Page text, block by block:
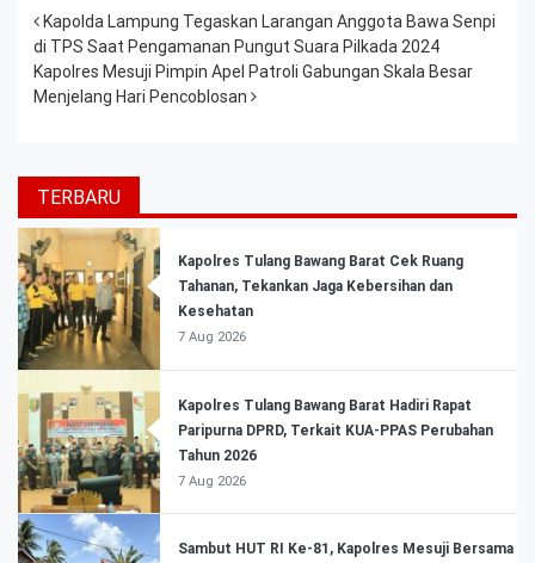
Post navigation
Kapolda Lampung Tegaskan Larangan Anggota Bawa Senpi
di TPS Saat Pengamanan Pungut Suara Pilkada 2024
Kapolres Mesuji Pimpin Apel Patroli Gabungan Skala Besar
Menjelang Hari Pencoblosan
TERBARU
Kapolres Tulang Bawang Barat Cek Ruang
Tahanan, Tekankan Jaga Kebersihan dan
Kesehatan
7 Aug 2026
Kapolres Tulang Bawang Barat Hadiri Rapat
Paripurna DPRD, Terkait KUA-PPAS Perubahan
Tahun 2026
7 Aug 2026
Sambut HUT RI Ke-81, Kapolres Mesuji Bersama